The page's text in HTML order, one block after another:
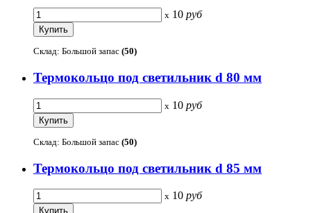
x 10 руб
Склад: Большой запас (50)
Термокольцо под светильник d 80 мм
x 10 руб
Склад: Большой запас (50)
Термокольцо под светильник d 85 мм
x 10 руб